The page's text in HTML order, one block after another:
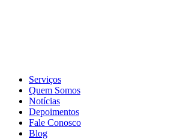
Serviços
Quem Somos
Notícias
Depoimentos
Fale Conosco
Blog